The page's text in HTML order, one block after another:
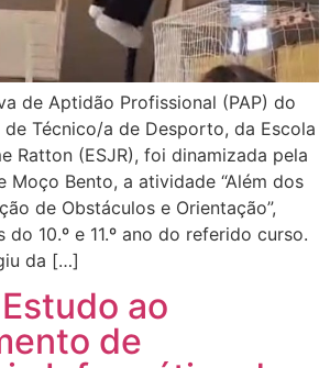
de Aptidão Profissional (PAP) do
Técnico/a de Desporto, da Escola
Ratton (ESJR), foi dinamizada pela
Moço Bento, a atividade “Além dos
de Obstáculos e Orientação”,
10.º e 11.º ano do referido curso.
da […]
ao
de